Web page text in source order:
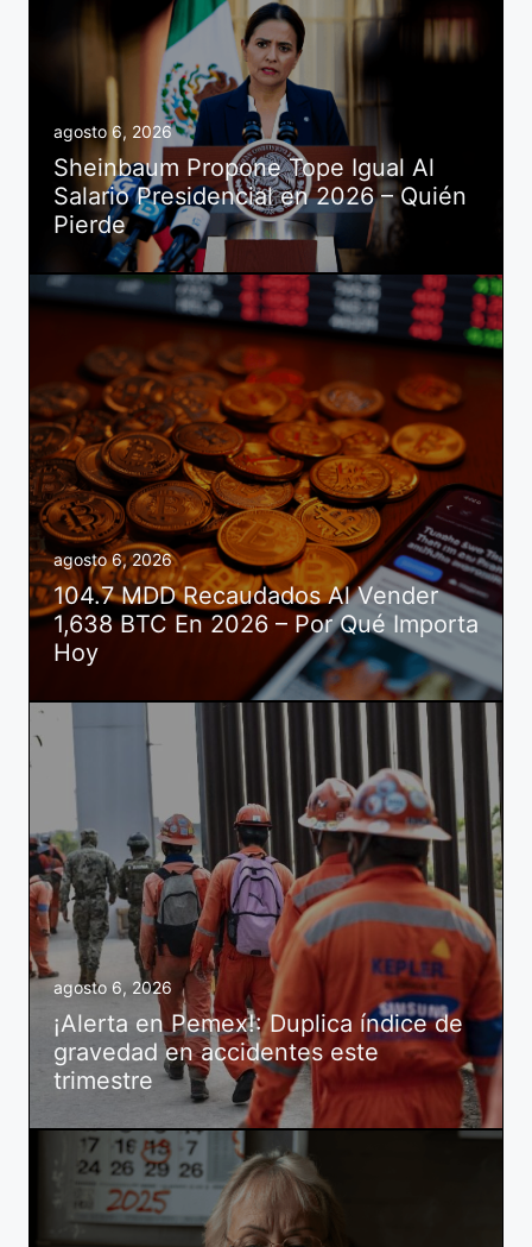
agosto 6, 2026
Sheinbaum Propone Tope Igual Al
Salario Presidencial en 2026 – Quién
Pierde
agosto 6, 2026
104.7 MDD Recaudados Al Vender
1,638 BTC En 2026 – Por Qué Importa
Hoy
agosto 6, 2026
¡Alerta en Pemex!: Duplica índice de
gravedad en accidentes este
trimestre